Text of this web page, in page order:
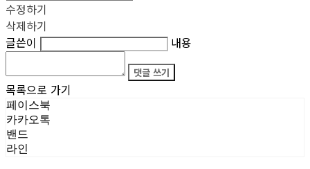
수정하기
삭제하기
글쓴이
내용
댓글 쓰기
목록으로 가기
페이스북
카카오톡
밴드
라인